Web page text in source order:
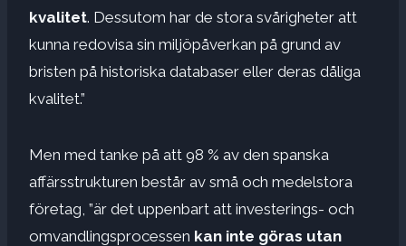
kvalitet. Dessutom har de stora svårigheter att
kunna redovisa sin miljöpåverkan på grund av
bristen på historiska databaser eller deras dåliga
kvalitet.”
Men med tanke på att 98 % av den spanska
affärsstrukturen består av små och medelstora
företag, ”är det uppenbart att investerings- och
omvandlingsprocessen kan inte göras utan